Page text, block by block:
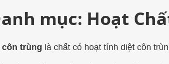
mục: Hoạt
côn trùng là chất có hoạt tính diệt côn